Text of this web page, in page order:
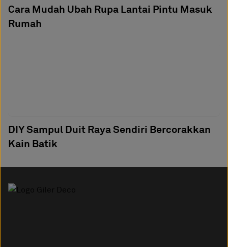
Cara Mudah Ubah Rupa Lantai Pintu Masuk
Rumah
DIY Sampul Duit Raya Sendiri Bercorakkan
Kain Batik